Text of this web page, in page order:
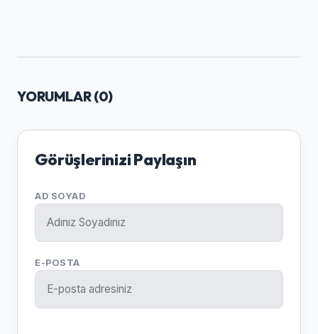
YORUMLAR (0)
Görüşlerinizi Paylaşın
AD SOYAD
E-POSTA